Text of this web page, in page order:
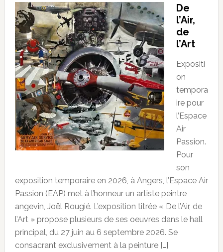
De
l’Air,
de
l’Art
Expositi
on
tempora
ire pour
l’Espace
Air
Passion.
Pour
son
exposition temporaire en 2026, à Angers, l’Espace Air
Passion (EAP) met à l’honneur un artiste peintre
angevin, Joël Rougié. L’exposition titrée « De l’Air, de
l’Art » propose plusieurs de ses oeuvres dans le hall
principal, du 27 juin au 6 septembre 2026. Se
consacrant exclusivement à la peinture […]